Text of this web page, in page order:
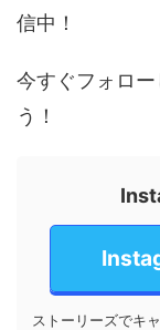
信中！
今すぐフォロ
う！
ストーリーズでキ